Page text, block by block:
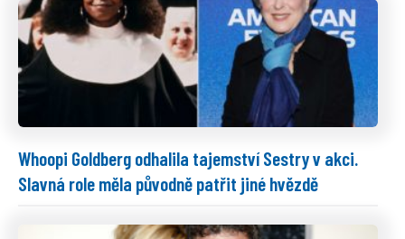
Whoopi Goldberg odhalila tajemství Sestry v akci.
Slavná role měla původně patřit jiné hvězdě